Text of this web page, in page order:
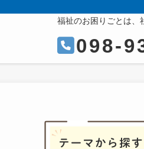
福祉のお困りごとは、
098-